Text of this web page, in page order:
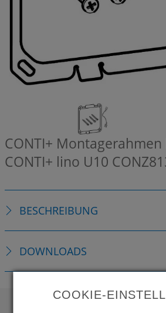
CONTI+
CONTI+ lino U10
BESCHREIBUNG
DOWNLOADS
COOKIE-